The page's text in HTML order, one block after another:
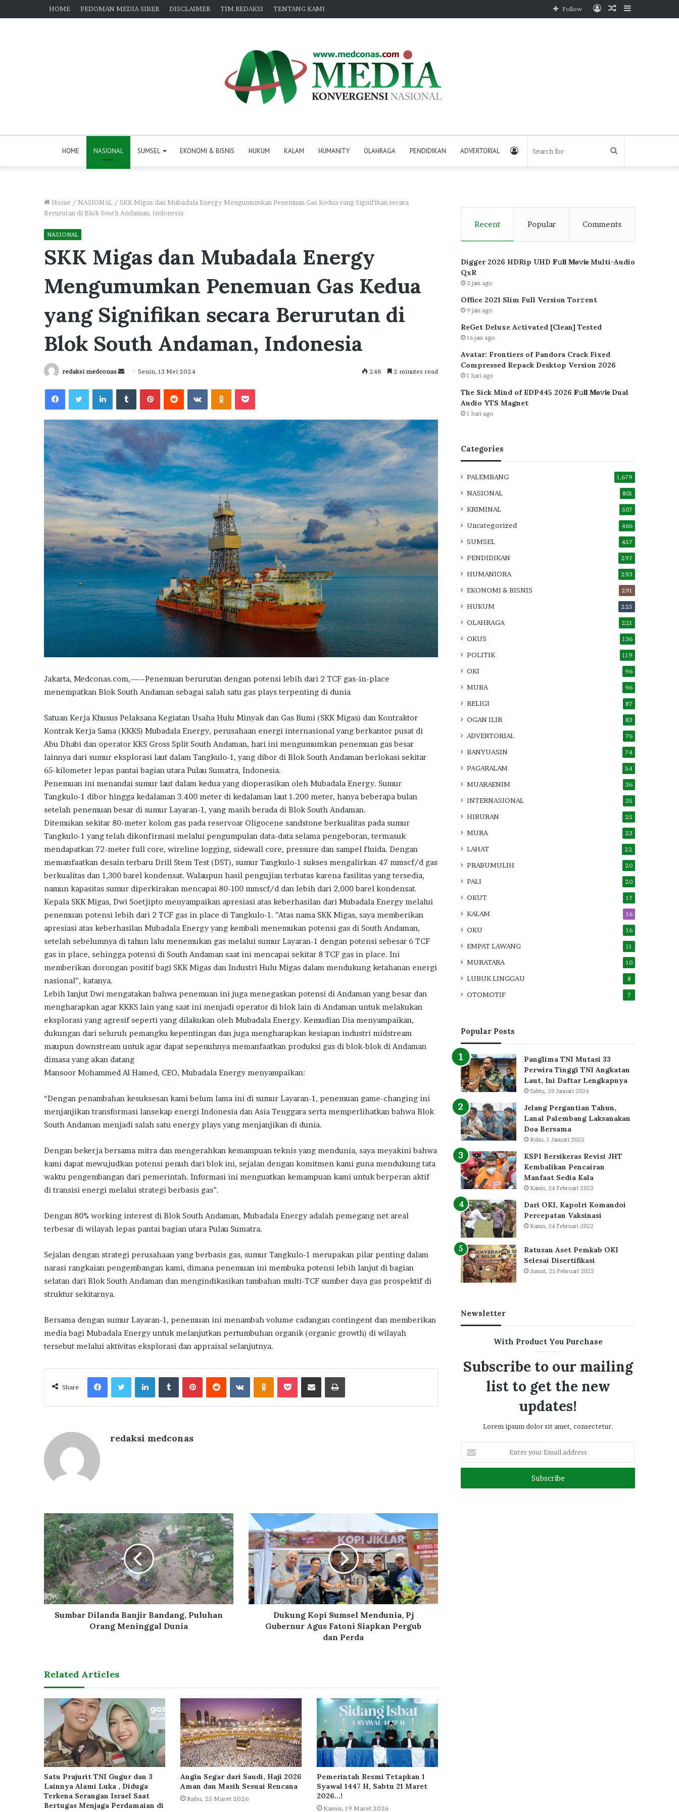
HOME PEDOMAN MEDIA SIBER DISCLAIMER TIM REDAKSI TENTANG KAMI Sidebar
Random
Log
Follow
HOME NASIONAL SUMSEL EKONOMI & BISNIS HUKUM KALAM HUMANITY OLAHRAGA PENDIDIKAN ADVERTORIAL Search
Log
Home / NASIONAL / SKK Migas dan Mubadala Energy Mengumumkan Penemuan Gas Kedua yang Signifikan secara
Berurutan di Blok South Andaman, Indonesia
NASIONAL
SKK Migas dan Mubadala Energy
Mengumumkan Penemuan Gas Kedua
yang Signifikan secara Berurutan di
Blok South Andaman, Indonesia
redaksi medconas
Send
email
Senin, 13 Mei 2024 248 2 minutes read
FacebookTwitterLinkedInTumblrPinterestReddit VKontakteOdnoklassniki
Pocket
Jakarta, Medconas.com,—–Penemuan berurutan dengan potensi lebih dari 2 TCF gas-in-place
menempatkan Blok South Andaman sebagai salah satu gas plays terpenting di dunia
Satuan Kerja Khusus Pelaksana Kegiatan Usaha Hulu Minyak dan Gas Bumi (SKK Migas) dan Kontraktor
Kontrak Kerja Sama (KKKS) Mubadala Energy, perusahaan energi internasional yang berkantor pusat di
Abu Dhabi dan operator KKS Gross Split South Andaman, hari ini mengumumkan penemuan gas besar
lainnya dari sumur eksplorasi laut dalam Tangkulo-1, yang dibor di Blok South Andaman berlokasi sekitar
65-kilometer lepas pantai bagian utara Pulau Sumatra, Indonesia.
Penemuan ini menandai sumur laut dalam kedua yang dioperasikan oleh Mubadala Energy. Sumur
Tangkulo-1 dibor hingga kedalaman 3.400 meter di kedalaman laut 1.200 meter, hanya beberapa bulan
setelah penemuan besar di sumur Layaran-1, yang masih berada di Blok South Andaman.
Ditemukan sekitar 80-meter kolom gas pada reservoar Oligocene sandstone berkualitas pada sumur
Tangkulo-1 yang telah dikonfirmasi melalui pengumpulan data-data selama pengeboran, termasuk
mendapatkan 72-meter full core, wireline logging, sidewall core, pressure dan sampel fluida. Dengan
memanfaatkan desain terbaru Drill Stem Test (DST), sumur Tangkulo-1 sukses mengalirkan 47 mmscf/d gas
berkualitas dan 1,300 barel kondensat. Walaupun hasil pengujian terbatas karena fasilitas yang tersedia,
namun kapasitas sumur diperkirakan mencapai 80-100 mmscf/d dan lebih dari 2,000 barel kondensat.
Kepala SKK Migas, Dwi Soetjipto menyampaikan apresiasi atas keberhasilan dari Mubadala Energy melalui
penemuan potensi lebih dari 2 TCF gas in place di Tangkulo-1. ”Atas nama SKK Migas, saya memberikan
apresiasi atas keberhasilan Mubadala Energy yang kembali menemukan potensi gas di South Andaman,
setelah sebelumnya di tahun lalu menemukan gas melalui sumur Layaran-1 dengan potensi sebesar 6 TCF
gas in place, sehingga potensi di South Andaman saat ini mencapai sekitar 8 TCF gas in place. Ini
memberikan dorongan positif bagi SKK Migas dan Industri Hulu Migas dalam mendukung ketahanan energi
nasional”, katanya.
Lebih lanjut Dwi mengatakan bahwa penemuan ini juga menegaskan potensi di Andaman yang besar dan
mengharapkan agar KKKS lain yang saat ini menjadi operator di blok lain di Andaman untuk melakukan
eksplorasi yang agresif seperti yang dilakukan oleh Mubadala Energy. Kemudian Dia menyampaikan,
dukungan dari seluruh pemangku kepentingan dan juga mengharapkan kesiapan industri midstream
maupun downstream untuk agar dapat sepenuhnya memanfaatkan produksi gas di blok-blok di Andaman
dimasa yang akan datang
Mansoor Mohammed Al Hamed, CEO, Mubadala Energy menyampaikan:
“Dengan penambahan kesuksesan kami belum lama ini di sumur Layaran-1, penemuan game-changing ini
menjanjikan transformasi lansekap energi Indonesia dan Asia Tenggara serta memperlihatkan bahwa Blok
South Andaman menjadi salah satu energy plays yang menjanjikan di dunia.
Dengan bekerja bersama mitra dan mengerahkan kemampuan teknis yang mendunia, saya meyakini bahwa
kami dapat mewujudkan potensi penuh dari blok ini, sejalan dengan komitmen kami guna mendukung tata
waktu pengembangan dari pemerintah. Informasi ini menguatkan kemampuan kami untuk berperan aktif
di transisi energi melalui strategi berbasis gas”.
Dengan 80% working interest di Blok South Andaman, Mubadala Energy adalah pemegang net areal
terbesar di wilayah lepas pantai bagian utara Pulau Sumatra.
Sejalan dengan strategi perusahaan yang berbasis gas, sumur Tangkulo-1 merupakan pilar penting dalam
narasi rangkaian pengembangan kami, dimana penemuan ini membuka potensi lebih lanjut di bagian
selatan dari Blok South Andaman dan mengindikasikan tambahan multi-TCF sumber daya gas prospektif di
struktur sekitarnya.
Bersama dengan sumur Layaran-1, penemuan ini menambah volume cadangan contingent dan memberikan
media bagi Mubadala Energy untuk melanjutkan pertumbuhan organik (organic growth) di wilayah
tersebut melalui aktivitas eksplorasi dan appraisal selanjutnya.
Share
FacebookTwitterLinkedInTumblrPinterestReddit VKontakteOdnoklassniki
Pocket Share via Email Print
redaksi medconas
Sumbar Dilanda Banjir Bandang, Puluhan
Orang Meninggal Dunia
Dukung Kopi Sumsel Mendunia, Pj
Gubernur Agus Fatoni Siapkan Pergub
dan Perda
Related Articles
Satu Prajurit TNI Gugur dan 3
Lainnya Alami Luka , Diduga
Terkena Serangan Israel Saat
Bertugas Menjaga Perdamaian di
Angin Segar dari Saudi, Haji 2026
Aman dan Masih Sesuai Rencana
Rabu, 25 Maret 2026
Pemerintah Resmi Tetapkan 1
Syawal 1447 H, Sabtu 21 Maret
2026…!
Kamis, 19 Maret 2026
Recent Popular Comments
Digger 2026 HDRip UHD 𝐅𝚞𝐥𝐥 𝐌𝐨𝚟𝐢𝐞 Multi-Audio
QxR
3 jam ago
Office 2021 Slim Full Version Tor𝚛ent
9 jam ago
ReGet Deluxe Activated [Clean] Tested
16 jam ago
Avatar: Frontiers of Pandora Crack Fixed
Compressed Repack Desktop Version 2026
1 hari ago
The Sick Mind of EDP445 2026 𝐅𝚞𝐥𝐥 𝐌𝐨𝚟𝐢𝐞 Dual
Audio YTS Magnet
1 hari ago
Categories
PALEMBANG 1,679
NASIONAL 801
KRIMINAL 507
Uncategorized 466
SUMSEL 457
PENDIDIKAN 297
HUMANIORA 293
EKONOMI & BISNIS 291
HUKUM 225
OLAHRAGA 221
OKUS 136
POLITIK 119
OKI 96
MUBA 96
RELIGI 87
OGAN ILIR 83
ADVERTORIAL 76
BANYUASIN 74
PAGARALAM 54
MUARAENIM 36
INTERNASIONAL 35
HIBURAN 25
MURA 23
LAHAT 22
PRABUMULIH 20
PALI 20
OKUT 17
KALAM 16
OKU 16
EMPAT LAWANG 11
MURATARA 10
LUBUK LINGGAU 8
OTOMOTIF 7
Popular Posts
Panglima TNI Mutasi 33
Perwira Tinggi TNI Angkatan
Laut, Ini Daftar Lengkapnya
Sabtu, 20 Januari 2024
Jelang Pergantian Tahun,
Lanal Palembang Laksanakan
Doa Bersama
Rabu, 1 Januari 2025
KSPI Bersikeras Revisi JHT
Kembalikan Pencairan
Manfaat Sedia Kala
Kamis, 24 Februari 2022
Dari OKI, Kapolri Komandoi
Percepatan Vaksinasi
Kamis, 24 Februari 2022
Ratusan Aset Pemkab OKI
Selesai Disertifikasi
Jumat, 25 Februari 2022
Newsletter
With Product You Purchase
Subscribe to our mailing
list to get the new
updates!
Lorem ipsum dolor sit amet, consectetur.
your
Email